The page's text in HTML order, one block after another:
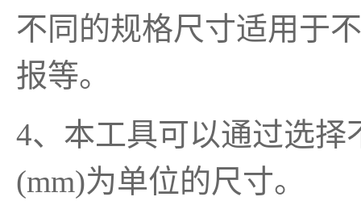
不同的规格尺寸适用于
报等。
4、本工具可以通过选择
(mm)为单位的尺寸。